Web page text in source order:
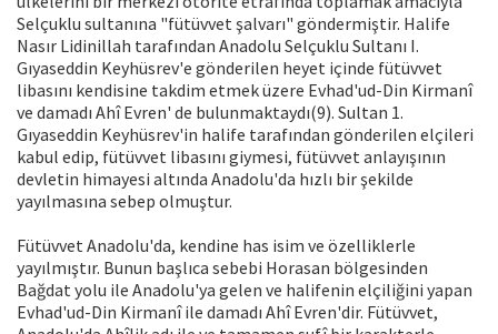
Selçuklu sultanına "fütüvvet şalvarı" göndermiştir. Halife
Nasır Lidinillah tarafından Anadolu Selçuklu Sultanı I.
Gıyaseddin Keyhüsrev'e gönderilen heyet içinde fütüvvet
libasını kendisine takdim etmek üzere Evhad'ud-Din Kirmanî
ve damadı Ahî Evren' de bulunmaktaydı(9). Sultan 1.
Gıyaseddin Keyhüsrev'in halife tarafından gönderilen elçileri
kabul edip, fütüvvet libasını giymesi, fütüvvet anlayışının
devletin himayesi altında Anadolu'da hızlı bir şekilde
yayılmasına sebep olmuştur.
Fütüvvet Anadolu'da, kendine has isim ve özelliklerle
yayılmıştır. Bunun başlıca sebebi Horasan bölgesinden
Bağdat yolu ile Anadolu'ya gelen ve halifenin elçiliğini yapan
Evhad'ud-Din Kirmanî ile damadı Ahî Evren'dir. Fütüvvet,